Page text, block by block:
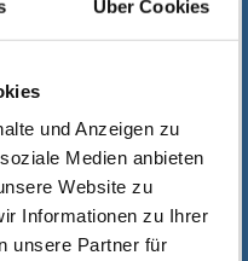
Über Cookies
und Anzeigen zu
Medien anbieten
Website zu
Informationen zu Ihrer
unsere Partner für